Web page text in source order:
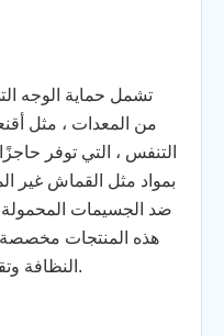
تشمل حماية الوجه
من المعدات ، مثل
التنفس ، التي توفر
بمواد مثل القماش غير
ضد الجسيمات المحمولة
هذه المنتجات مخصصة
النظافة وتقليل خطر انتقال الجهاز التنفسي.